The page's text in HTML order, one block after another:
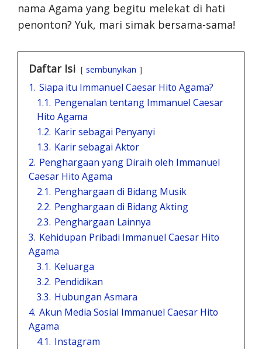
nama Agama yang begitu melekat di hati
penonton? Yuk, mari simak bersama-sama!
Daftar Isi sembunyikan
1. Siapa itu Immanuel Caesar Hito Agama?
1.1. Pengenalan tentang Immanuel Caesar
Hito Agama
1.2. Karir sebagai Penyanyi
1.3. Karir sebagai Aktor
2. Penghargaan yang Diraih oleh Immanuel
Caesar Hito Agama
2.1. Penghargaan di Bidang Musik
2.2. Penghargaan di Bidang Akting
2.3. Penghargaan Lainnya
3. Kehidupan Pribadi Immanuel Caesar Hito
Agama
3.1. Keluarga
3.2. Pendidikan
3.3. Hubungan Asmara
4. Akun Media Sosial Immanuel Caesar Hito
Agama
4.1. Instagram